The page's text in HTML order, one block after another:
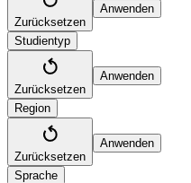
Zurücksetzen
Anwenden
Studientyp
Zurücksetzen
Anwenden
Region
Zurücksetzen
Anwenden
Sprache